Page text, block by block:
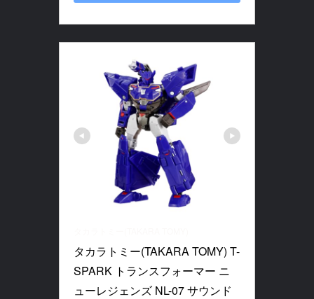
タカラトミー(TAKARA TOMY) T-
SPARK トランスフォーマー ニ
ューレジェンズ NL-07 サウンド